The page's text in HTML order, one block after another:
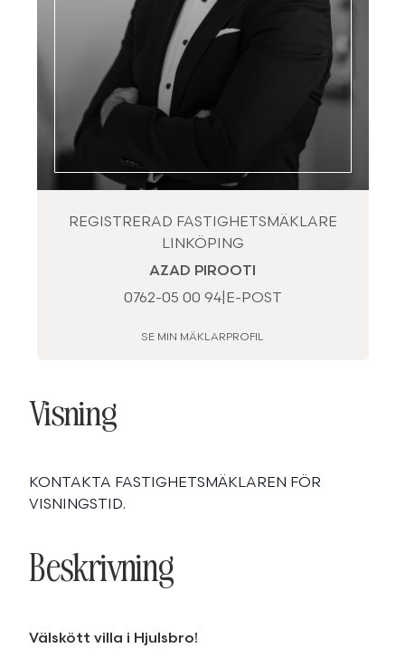
REGISTRERAD FASTIGHETSMÄKLARE
LINKÖPING
AZAD PIROOTI
0762-05 00 94| E-POST
SE MIN MÄKLARPROFIL
Visning
KONTAKTA FASTIGHETSMÄKLAREN FÖR
VISNINGSTID.
Beskrivning
Välskött villa i Hjulsbro!